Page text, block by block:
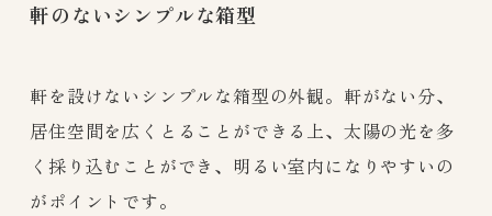
軒のないシンプルな箱型
軒を設けないシンプルな箱型の外観。軒がない分、
居住空間を広くとることができる上、太陽の光を多
く採り込むことができ、明るい室内になりやすいの
がポイントです。